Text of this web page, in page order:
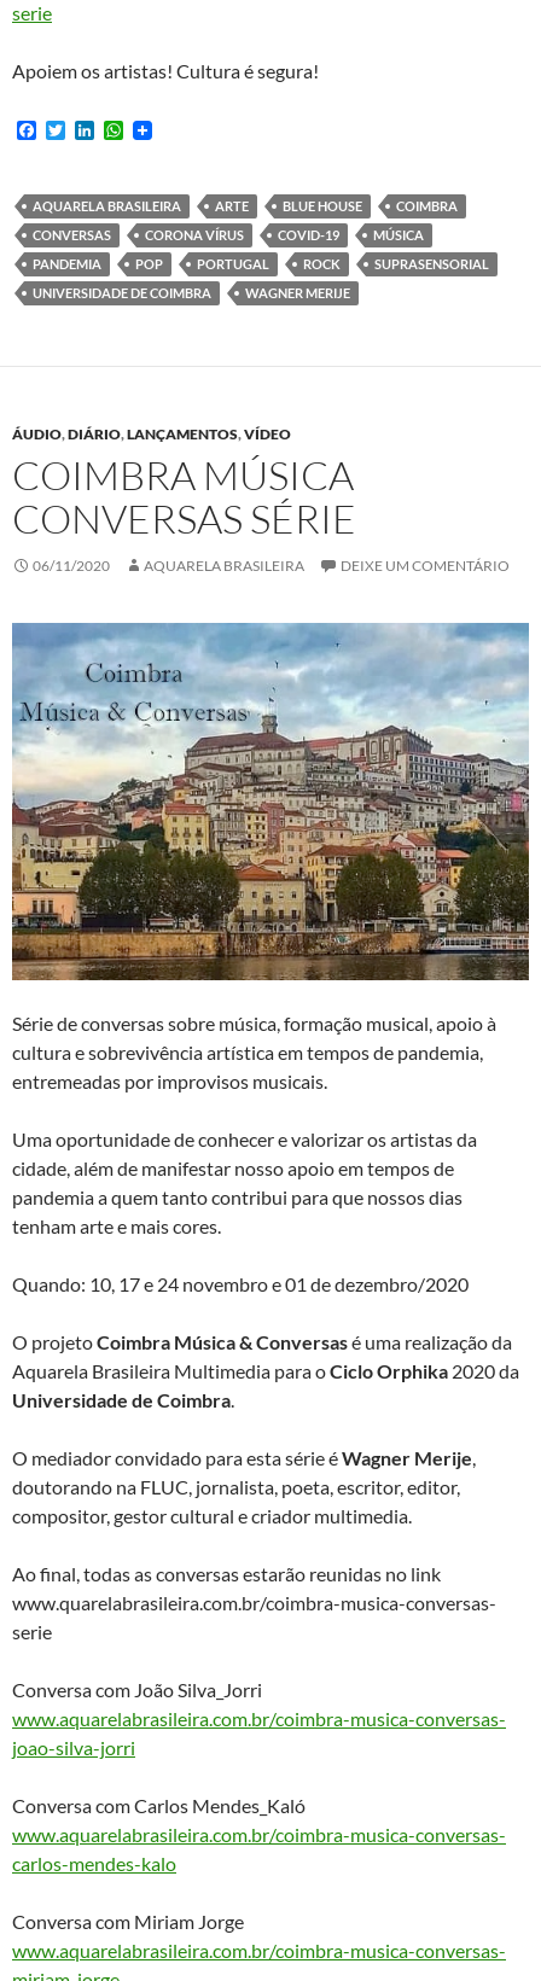
serie
Apoiem os artistas! Cultura é segura!
F
b
o
o
k
T
t
e
r
e
d
I
n
W
s
A
p
p
AQUARELA BRASILEIRA ARTE BLUE HOUSE
COIMBRA
CONVERSAS
CORONA VÍRUS COVID-19
MÚSICA
PANDEMIA
POP PORTUGAL ROCK
SUPRASENSORIAL
UNIVERSIDADE DE COIMBRA
WAGNER MERIJE
ÁUDIO,DIÁRIO,LANÇAMENTOS,VÍDEO
COIMBRA MÚSICA
CONVERSAS SÉRIE
06/11/2020 AQUARELA BRASILEIRA DEIXE UM COMENTÁRIO
Série de conversas sobre música, formação musical, apoio à
cultura e sobrevivência artística em tempos de pandemia,
entremeadas por improvisos musicais.
Uma oportunidade de conhecer e valorizar os artistas da
cidade, além de manifestar nosso apoio em tempos de
pandemia a quem tanto contribui para que nossos dias
tenham arte e mais cores.
Quando: 10, 17 e 24 novembro e 01 de dezembro/2020
O projetoCoimbra Música & Conversasé uma realização da
Aquarela Brasileira Multimedia para oCiclo Orphika 2020 da
Universidade de Coimbra.
O mediador convidado para esta série éWagner Merije,
doutorando na FLUC, jornalista, poeta, escritor, editor,
compositor, gestor cultural e criador multimedia.
Ao final, todas as conversas estarão reunidas no link
www.quarelabrasileira.com.br/coimbra-musica-conversas-
serie
Conversa com João Silva_Jorri
www.aquarelabrasileira.com.br/coimbra-musica-conversas-
joao-silva-jorri
Conversa com Carlos Mendes_Kaló
www.aquarelabrasileira.com.br/coimbra-musica-conversas-
carlos-mendes-kalo
Conversa com Miriam Jorge
www.aquarelabrasileira.com.br/coimbra-musica-conversas-